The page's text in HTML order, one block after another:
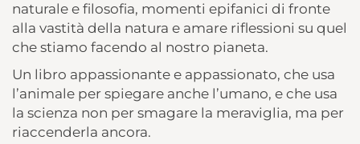
naturale e filosofia, momenti epifanici di fronte
alla vastità della natura e amare riflessioni su quel
che stiamo facendo al nostro pianeta.
Un libro appassionante e appassionato, che usa
l’animale per spiegare anche l’umano, e che usa
la scienza non per smagare la meraviglia, ma per
riaccenderla ancora.